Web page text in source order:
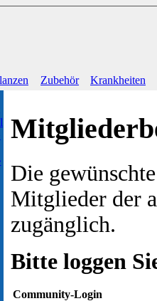
Zubehör Krankheiten
Die
Mitglieder der
zugänglich.
Bitte loggen
Community-Login